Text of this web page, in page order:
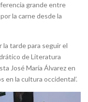
grande entre
la carne desde la
la tarde para seguir el
de Literatura
José María Álvarez en
en la cultura occidental’.